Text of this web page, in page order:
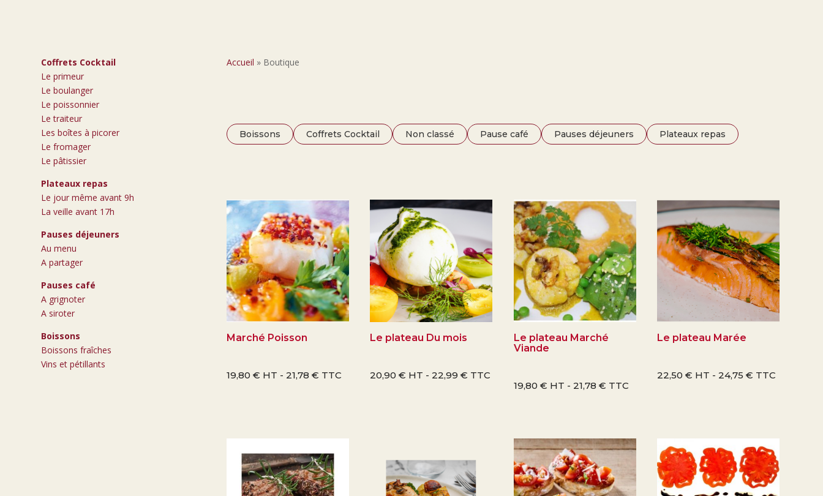
Coffrets Cocktail
Le primeur
Le boulanger
Le poissonnier
Le traiteur
Les boîtes à picorer
Le fromager
Le pâtissier
Plateaux repas
Le jour même avant 9h
La veille avant 17h
Pauses déjeuners
Au menu
A partager
Pauses café
A grignoter
A siroter
Boissons
Boissons fraîches
Vins et pétillants
Accueil » Boutique
Boissons Coffrets Cocktail Non classé Pause café Pauses déjeuners Plateaux repas
Marché Poisson
19,80 € HT - 21,78 € TTC
Le plateau Du mois
20,90€ HT - 22,99€ TTC
Le plateau Marché
Viande
19,80 € HT - 21,78 € TTC
Le plateau Marée
22,50€ HT - 24,75€ TTC